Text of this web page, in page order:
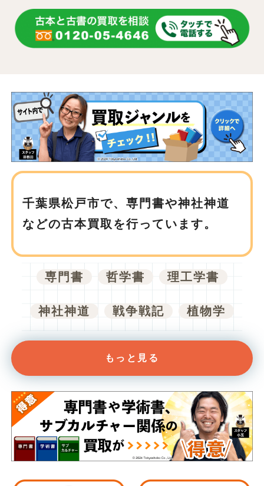
千葉県松戸市で、専門書や神社神道
などの古本買取を行っています。
専門書 哲学書 理工学書
神社神道 戦争戦記 植物学
もっと見る